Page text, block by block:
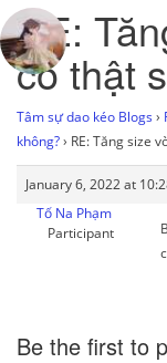
RE:
có thật
Tâm sự dao kéo Blogs ›
không?› RE: Tăng size
January 6, 2022 at
Tố Na Phạm
Participant
Be the first to